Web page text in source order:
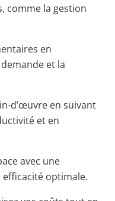
comme la gestion
en
et la
d’œuvre en suivant
et en
avec une
optimale.